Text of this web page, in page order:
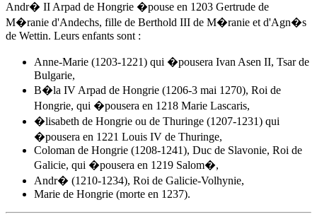
Andr� II Arpad de Hongrie �pouse en 1203 Gertrude de
M�ranie d'Andechs, fille de Berthold III de M�ranie et d'Agn�s
de Wettin. Leurs enfants sont :
Anne-Marie (1203-1221) qui �pousera Ivan Asen II, Tsar de
Bulgarie,
B�la IV Arpad de Hongrie (1206-3 mai 1270), Roi de
Hongrie, qui �pousera en 1218 Marie Lascaris,
�lisabeth de Hongrie ou de Thuringe (1207-1231) qui
�pousera en 1221 Louis IV de Thuringe,
Coloman de Hongrie (1208-1241), Duc de Slavonie, Roi de
Galicie, qui �pousera en 1219 Salom�,
Andr� (1210-1234), Roi de Galicie-Volhynie,
Marie de Hongrie (morte en 1237).